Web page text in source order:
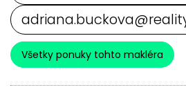
Všetky ponuky tohto makléra